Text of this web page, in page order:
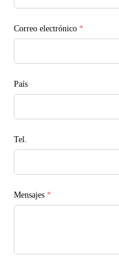
Correo electrónico *
País
Tel.
Mensajes *